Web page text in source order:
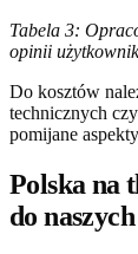
Tabela 3:
opinii
Do kosztów
technicznych
pomijane
Polska na
do